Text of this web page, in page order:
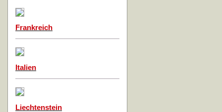
Frankreich
Italien
Liechtenstein